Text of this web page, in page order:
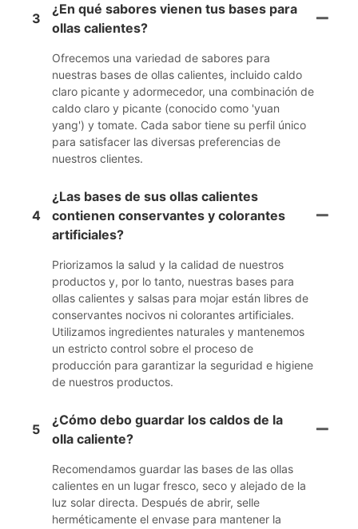
3
¿En qué sabores vienen tus bases para
ollas calientes?
Ofrecemos una variedad de sabores para
nuestras bases de ollas calientes, incluido caldo
claro picante y adormecedor, una combinación de
caldo claro y picante (conocido como 'yuan
yang') y tomate. Cada sabor tiene su perfil único
para satisfacer las diversas preferencias de
nuestros clientes.
4
¿Las bases de sus ollas calientes
contienen conservantes y colorantes
artificiales?
Priorizamos la salud y la calidad de nuestros
productos y, por lo tanto, nuestras bases para
ollas calientes y salsas para mojar están libres de
conservantes nocivos ni colorantes artificiales.
Utilizamos ingredientes naturales y mantenemos
un estricto control sobre el proceso de
producción para garantizar la seguridad e higiene
de nuestros productos.
5
¿Cómo debo guardar los caldos de la
olla caliente?
Recomendamos guardar las bases de las ollas
calientes en un lugar fresco, seco y alejado de la
luz solar directa. Después de abrir, selle
herméticamente el envase para mantener la